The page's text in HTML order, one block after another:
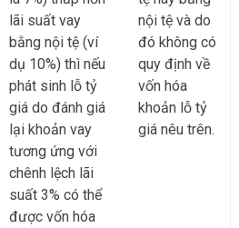
lãi suất vay
bằng nội tệ (ví
dụ 10%) thì nếu
phát sinh lỗ tỷ
giá do đánh giá
lại khoản vay
tương ứng với
chênh lệch lãi
suất 3% có thể
được vốn hóa
nội tệ và do
đó không có
quy định về
vốn hóa
khoản lỗ tỷ
giá nêu trên.